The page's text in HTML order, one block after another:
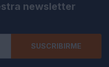
newsletter
SUSCRIBIRME